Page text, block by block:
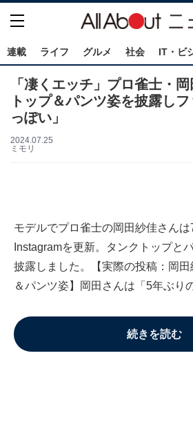
連載 ライフ グルメ 社会 IT・ビ
「凄くエッチ」プロ雀士・
トップ＆パンツ姿を披露し
っぽい」
2024.07.25
ミモリ
モデルでプロ雀士の岡田紗佳さん
Instagramを更新。タンクトップと
披露しました。【実際の投稿：岡
＆パンツ姿】岡田さんは「5年ぶり
続きを読む